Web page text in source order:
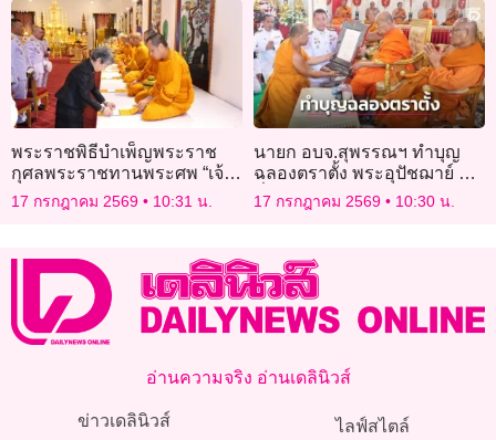
พระราชพิธีบำเพ็ญพระราช
กุศลพระราชทานพระศพ “เจ้า
ฟ้าพัชรกิติยาภาฯ” ประชาชน
หลั่งไหลถวายสักการะไม่ขาด
17 กรกฎาคม 2569 10:31 น.
นายก อบจ.สุพรรณฯ ทำบุญ
ฉลองตราตั้ง พระอุปัชฌาย์ รุ่น
ที่ 59
17 กรกฎาคม 2569 10:30 น.
อ่านความจริง อ่านเดลินิวส์
ข่าวเดลินิวส์ ไลฟ์สไตล์